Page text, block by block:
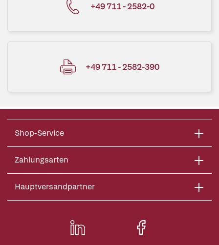
+49 711 - 2582-0
+49 711 - 2582-390
Shop-Service
Zahlungsarten
Hauptversandpartner